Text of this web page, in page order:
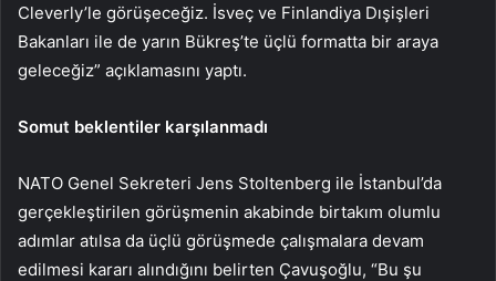
Cleverly’le görüşeceğiz. İsveç ve Finlandiya Dışişleri
Bakanları ile de yarın Bükreş’te üçlü formatta bir araya
geleceğiz” açıklamasını yaptı.
Somut beklentiler karşılanmadı
NATO Genel Sekreteri Jens Stoltenberg ile İstanbul’da
gerçekleştirilen görüşmenin akabinde birtakım olumlu
adımlar atılsa da üçlü görüşmede çalışmalara devam
edilmesi kararı alındığını belirten Çavuşoğlu, “Bu şu